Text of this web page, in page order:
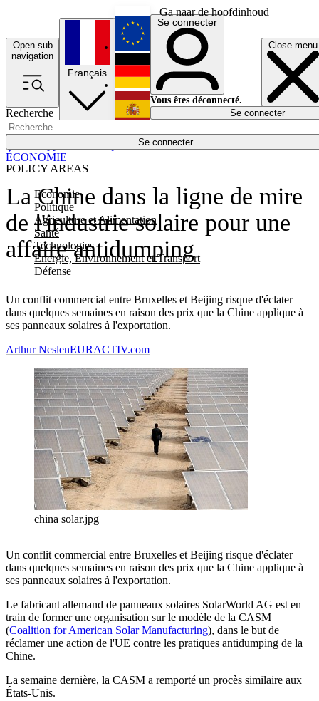
Ga naar de hoofdinhoud
Open sub
navigation
Close menu
Recherche
Se connecter
POLICY AREAS
Economie
Politique
Agriculture et Alimentation
Santé
Technologies
Energie, Environnement et Transport
Défense
Économie
Français
English
Deutsch
Español
Se connecter
Vous êtes déconnecté.
Se connecter
La Chine dans la ligne de mire
de l'industrie solaire pour une
affaire antidumping
Un conflit commercial entre Bruxelles et Beijing risque d'éclater
dans quelques semaines en raison des prix que la Chine applique à
ses panneaux solaires à l'exportation.
ÉCONOMIE
Arthur NeslenEURACTIV.com
china solar.jpg
Un conflit commercial entre Bruxelles et Beijing risque d'éclater
dans quelques semaines en raison des prix que la Chine applique à
ses panneaux solaires à l'exportation.
Le fabricant allemand de panneaux solaires SolarWorld AG est en
train de former une organisation sur le modèle de la CASM
(Coalition for American Solar Manufacturing), dans le but de
réclamer une action de l'UE contre les pratiques antidumping de la
Chine.
La semaine dernière, la CASM a remporté un procès similaire aux
États-Unis.